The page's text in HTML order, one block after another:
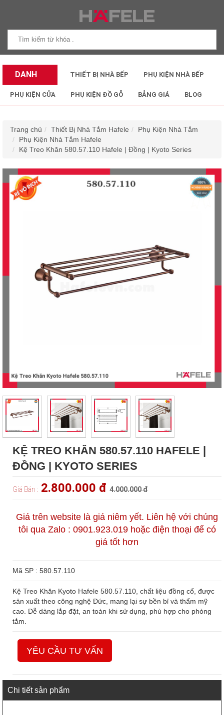
DANH
MỤC SẢN
THIẾT BỊ NHÀ BẾP PHỤ KIỆN NHÀ BẾP
PHỤ KIỆN CỬA PHỤ KIỆN ĐỒ GỖ BẢNG GIÁ BLOG
Trang chủ Thiết Bị Nhà Tắm Hafele
Phụ Kiện Nhà Tắm
Phụ Kiện Nhà Tắm Hafele
Kệ Treo Khăn 580.57.110 Hafele | Đồng | Kyoto Series
KỆ TREO KHĂN 580.57.110 HAFELE |
ĐỒNG | KYOTO SERIES
Giá Bán : 2.800.000 đ 4.000.000 đ
Giá trên website là giá niêm yết. Liên hệ với chúng
tôi qua Zalo : 0901.923.019 hoặc điện thoại để có
giá tốt hơn
Mã SP : 580.57.110
Kệ Treo Khăn Kyoto Hafele 580.57.110, chất liệu đồng cổ, được
sản xuất theo công nghệ Đức, mang lại sự bền bỉ và thẩm mỹ
cao. Dễ dàng lắp đặt, an toàn khi sử dụng, phù hợp cho phòng
tắm.
YÊU CẦU TƯ VẤN
Chi tiết sản phẩm